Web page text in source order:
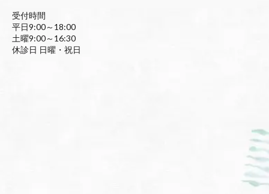
受付時間
平日9:00～18:00
土曜9:00～16:30
休診日 日曜・祝日